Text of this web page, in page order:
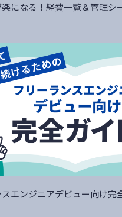
になる！経費一覧＆管理シ
エンジニアデビュー向け完